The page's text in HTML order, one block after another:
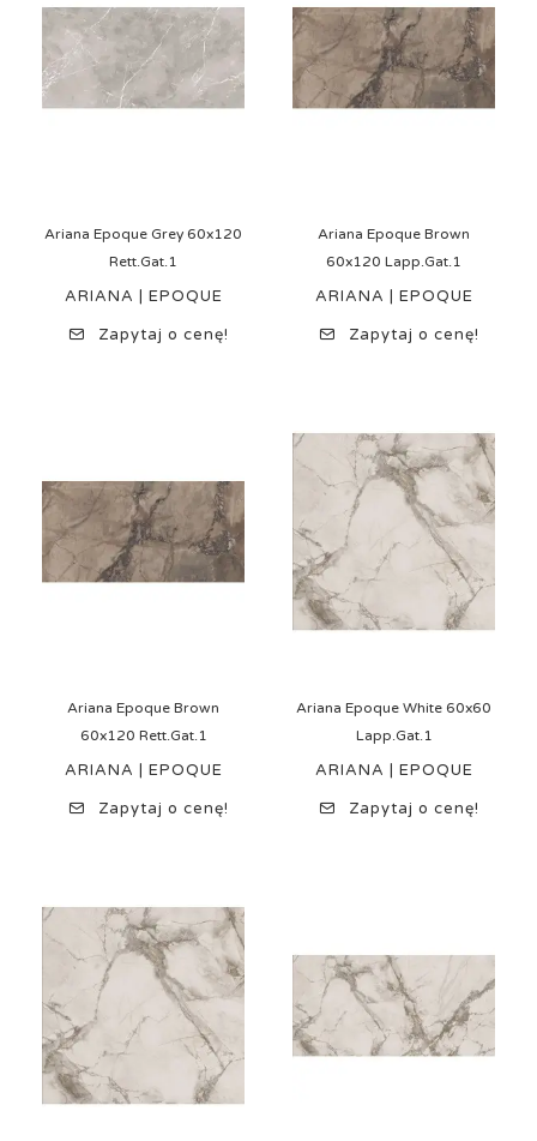
Ariana Epoque Grey 60x120
Rett.Gat.1
ARIANA | EPOQUE
Zapytaj o cenę!
Ariana Epoque Brown
60x120 Lapp.Gat.1
ARIANA | EPOQUE
Zapytaj o cenę!
Ariana Epoque Brown
60x120 Rett.Gat.1
ARIANA | EPOQUE
Zapytaj o cenę!
Ariana Epoque White 60x60
Lapp.Gat.1
ARIANA | EPOQUE
Zapytaj o cenę!